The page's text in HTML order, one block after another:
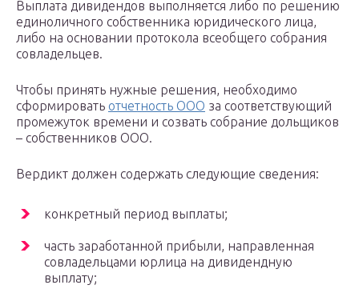
Выплата дивидендов выполняется либо по решению
единоличного собственника юридического лица,
либо на основании протокола всеобщего собрания
совладельцев.
Чтобы принять нужные решения, необходимо
сформировать отчетность ООО за соответствующий
промежуток времени и созвать собрание дольщиков
– собственников ООО.
Вердикт должен содержать следующие сведения:
конкретный период выплаты;
часть заработанной прибыли, направленная
совладельцами юрлица на дивидендную
выплату;